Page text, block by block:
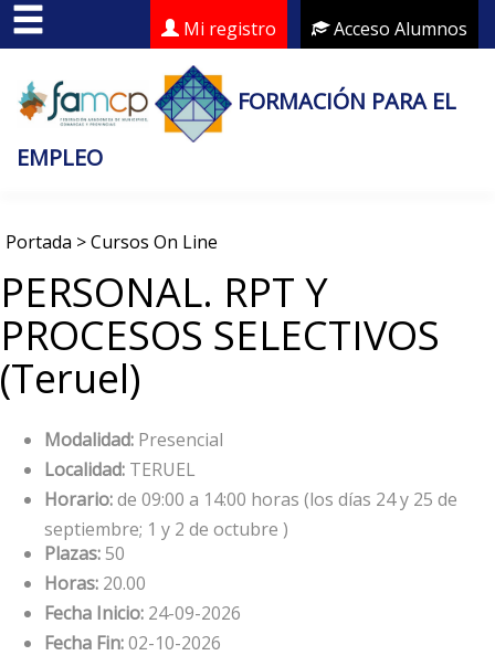
Acceso Alumnos
Mi registro
FORMACIÓN PARA EL
EMPLEO
Portada >Cursos On Line
PERSONAL. RPT Y
PROCESOS SELECTIVOS
(Teruel)
Modalidad: Presencial
Localidad: TERUEL
Horario:de 09:00 a 14:00 horas (los días 24 y 25 de
septiembre; 1 y 2 de octubre )
Plazas:50
Horas: 20.00
Fecha Inicio: 24-09-2026
Fecha Fin:02-10-2026